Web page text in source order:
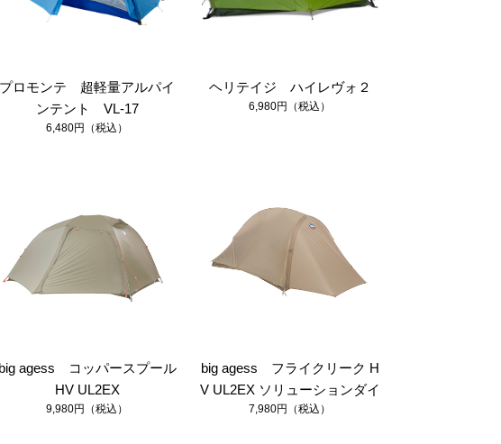
プロモンテ 超軽量アルパイ
ンテント VL-17
6,480円（税込）
ヘリテイジ ハイレヴォ２
6,980円（税込）
big agess コッパースプール
HV UL2EX
9,980円（税込）
big agess フライクリーク H
V UL2EX ソリューションダイ
7,980円（税込）